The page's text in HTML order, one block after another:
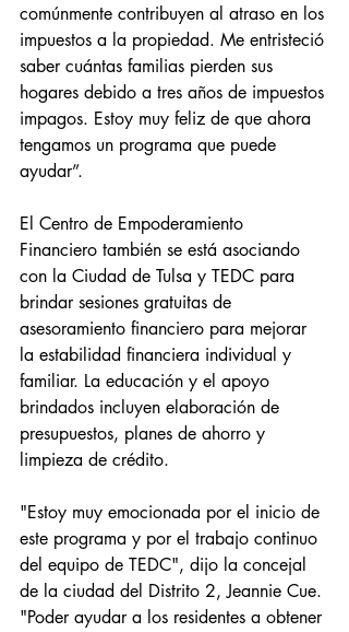
comúnmente contribuyen al atraso en los
impuestos a la propiedad. Me entristeció
saber cuántas familias pierden sus
hogares debido a tres años de impuestos
impagos. Estoy muy feliz de que ahora
tengamos un programa que puede
ayudar”.
El Centro de Empoderamiento
Financiero también se está asociando
con la Ciudad de Tulsa y TEDC para
brindar sesiones gratuitas de
asesoramiento financiero para mejorar
la estabilidad financiera individual y
familiar. La educación y el apoyo
brindados incluyen elaboración de
presupuestos, planes de ahorro y
limpieza de crédito.
"Estoy muy emocionada por el inicio de
este programa y por el trabajo continuo
del equipo de TEDC", dijo la concejal
de la ciudad del Distrito 2, Jeannie Cue.
"Poder ayudar a los residentes a obtener